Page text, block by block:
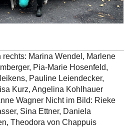
Marina Wendel, Marlene
Pia-Marie Hosenfeld,
Pauline Leiendecker,
Kurz, Angelina Kohlhauer
Wagner Nicht im Bild: Rieke
Sina Ettner, Daniela
Theodora von Chappuis